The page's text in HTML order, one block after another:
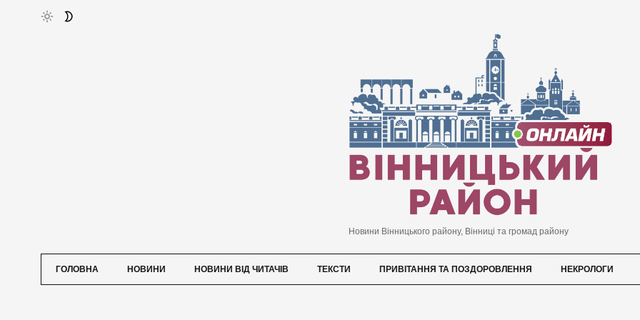
Новини Вінницького району, Вінниці та громад району
ГОЛОВНА НОВИНИ НОВИНИ ВІД ЧИТАЧІВ ТЕКСТИ ПРИВІТАННЯ ТА ПОЗДОРОВЛЕННЯ НЕКРОЛОГИ